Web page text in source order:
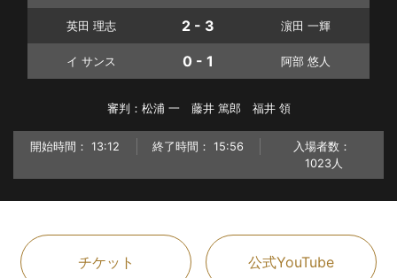
英田 理志 2 - 3 濵田 一輝
イ サンス 0 - 1 阿部 悠人
審判：松浦 一 藤井 篤郎 福井 領
開始時間： 13:12 終了時間： 15:56
入場者数：
1023人
チケット 公式YouTube